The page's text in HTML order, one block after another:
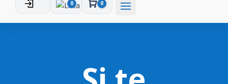
0
Carro
0